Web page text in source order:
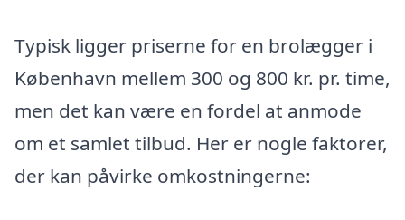
Typisk ligger priserne for en brolægger i
København mellem 300 og 800 kr. pr. time,
men det kan være en fordel at anmode
om et samlet tilbud. Her er nogle faktorer,
der kan påvirke omkostningerne: